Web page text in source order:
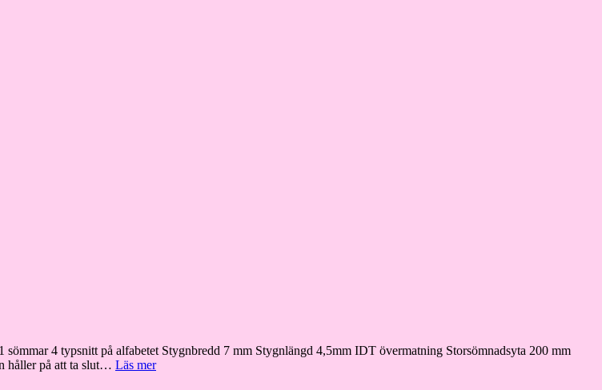
4 typsnitt på alfabetet Stygnbredd 7 mm Stygnlängd 4,5mm IDT övermatning Storsömnadsyta 200 mm
håller på att ta slut… Läs merPfaff